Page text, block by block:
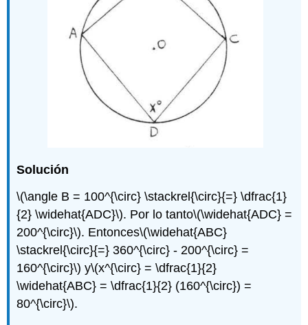
Solución
\(\angle B = 100^{\circ} \stackrel{\circ}{=} \dfrac{1}
{2} \widehat{ADC}\). Por lo tanto\(\widehat{ADC} =
200^{\circ}\). Entonces\(\widehat{ABC}
\stackrel{\circ}{=} 360^{\circ} - 200^{\circ} =
160^{\circ}\) y\(x^{\circ} = \dfrac{1}{2}
\widehat{ABC} = \dfrac{1}{2} (160^{\circ}) =
80^{\circ}\).